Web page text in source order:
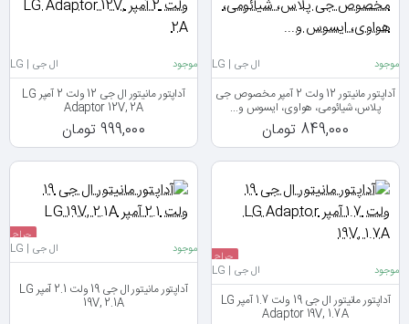
موجود ال جی | LG
آداپتور مانیتور 12 ولت 2 آمپر مخصوص جی
پلاس، شیائومی، هواوی، ایسوس و...
849,000 تومان
موجود ال جی | LG
آداپتور مانیتور ال جی 12 ولت 2 آمپر LG
Adaptor 12V, 2A
999,000 تومان
حراج
موجود
ال جی | LG
آداپتور مانیتور ال جی 19 ولت 1.7 آمپر LG
Adaptor 19V, 1.7A
حراج
موجود
ال جی | LG
آداپتور مانیتور ال جی 19 ولت 2.1 آمپر LG
19V, 2.1A